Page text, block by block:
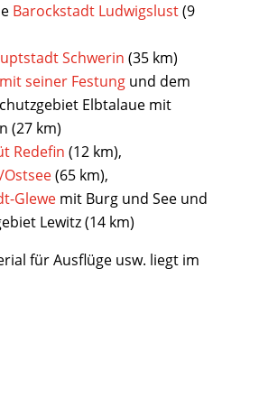
Barockstadt Ludwigslust(9
Schwerin (35 km)
seiner Festung und dem
Elbtalaue mit
(27 km)
Redefin (12 km),
(65 km),
Glewemit Burg und See und
Lewitz (14 km)
für Ausflüge usw. liegt im